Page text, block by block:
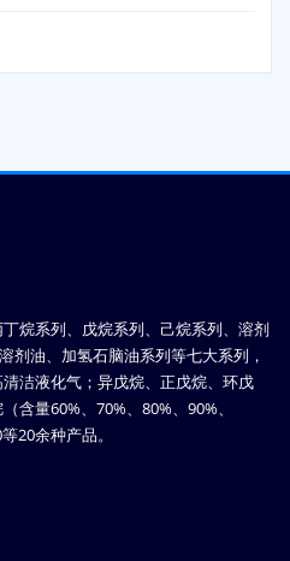
烷系列、戊烷系列、己烷系列、溶剂
剂油、加氢石脑油系列等七大系列，
洁液化气；异戊烷、正戊烷、环戊
含量60%、70%、80%、90%、
20余种产品。